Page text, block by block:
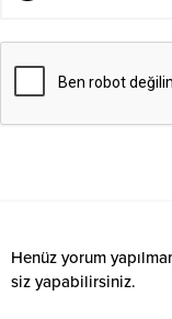
Henüz yorum
siz yapabilirsiniz.